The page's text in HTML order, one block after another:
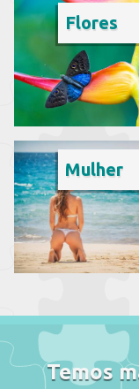
Flores
Mulher
Temos